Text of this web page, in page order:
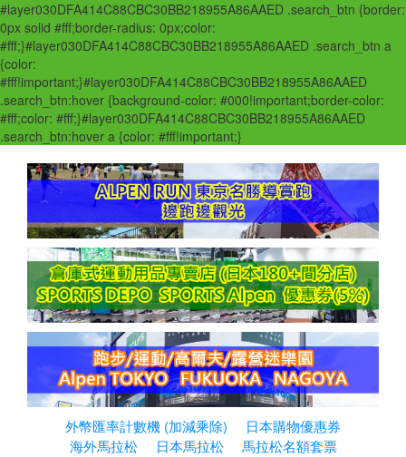
#layer030DFA414C88CBC30BB218955A86AAED .search_btn {border:
0px solid #fff;border-radius: 0px;color:
#fff;}#layer030DFA414C88CBC30BB218955A86AAED .search_btn a
{color:
#fff!important;}#layer030DFA414C88CBC30BB218955A86AAED
.search_btn:hover {background-color: #000!important;border-color:
#fff;color: #fff;}#layer030DFA414C88CBC30BB218955A86AAED
.search_btn:hover a {color: #fff!important;}
外幣匯率計數機 (加減乘除)
日本購物優惠券
海外馬拉松
日本馬拉松 馬拉松名額套票